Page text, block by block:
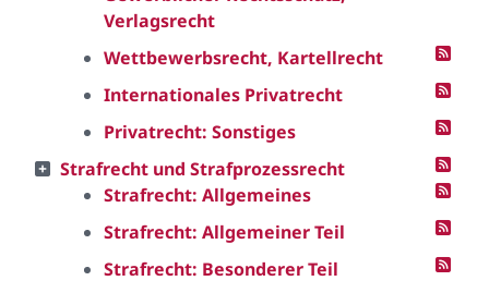
Verlagsrecht
Wettbewerbsrecht, Kartellrecht
Internationales Privatrecht
Privatrecht: Sonstiges
Strafrecht und Strafprozessrecht
Strafrecht: Allgemeines
Strafrecht: Allgemeiner Teil
Strafrecht: Besonderer Teil